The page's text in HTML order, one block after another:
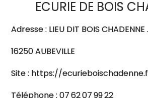
ECURIE DE BOIS
Adresse : LIEU DIT BOIS CHADENNE .
16250 AUBEVILLE
Site : https://
Téléphone : 07 62 07 99 22